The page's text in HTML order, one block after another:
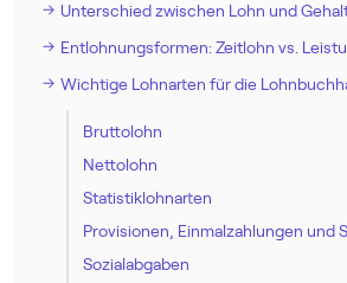
Unterschied zwischen Lohn und
Entlohnungsformen: Zeitlohn vs.
Wichtige Lohnarten für die
Bruttolohn
Nettolohn
Statistiklohnarten
Provisionen, Einmalzahlungen und
Sozialabgaben